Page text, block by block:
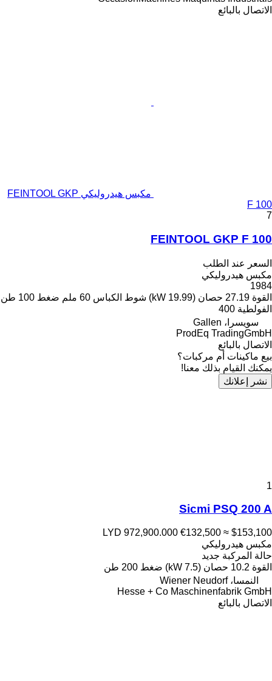
الاتصال بالبائع
مكبس هيدروليكي FEINTOOL GKP
F 100
7
FEINTOOL GKP F 100
السعر عند الطلب
مكبس هيدروليكي
1984
القوة 27.19 حصان (19.99 kW) شوط الكباس 60 ملم ضغط 100 طن
الفولطية 400
سويسرا، Gallen
ProdEq TradingGmbH
الاتصال بالبائع
بيع ماكينات أم مركبات؟
يمكنك القيام بذلك معنا!
نشر إعلانك
1
Sicmi PSQ 200 A
LYD 972,900.000 €132,500 ≈ $153,100
مكبس هيدروليكي
حالة المركبة جديد
القوة 10.2 حصان (7.5 kW) ضغط 200 طن
النمسا، Wiener Neudorf
Hesse + Co Maschinenfabrik GmbH
الاتصال بالبائع